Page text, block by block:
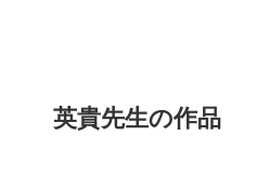
英貴先生の作品